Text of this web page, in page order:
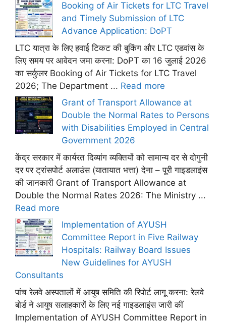
Booking of Air Tickets for LTC Travel
and Timely Submission of LTC
Advance Application: DoPT
LTC यात्रा के लिए हवाई टिकट की बुकिंग और LTC एडवांस के
लिए समय पर आवेदन जमा करना: DoPT का 16 जुलाई 2026
का सर्कुलर Booking of Air Tickets for LTC Travel
2026; The Department ... Read more
Grant of Transport Allowance at
Double the Normal Rates to Persons
with Disabilities Employed in Central
Government 2026
केंद्र सरकार में कार्यरत दिव्यांग व्यक्तियों को सामान्य दर से दोगुनी
दर पर ट्रांसपोर्ट अलाउंस (यातायात भत्ता) देना – पूरी गाइडलाइंस
की जानकारी Grant of Transport Allowance at
Double the Normal Rates 2026: The Ministry ...
Read more
Implementation of AYUSH
Committee Report in Five Railway
Hospitals: Railway Board Issues
New Guidelines for AYUSH
Consultants
पांच रेलवे अस्पतालों में आयुष समिति की रिपोर्ट लागू करना: रेलवे
बोर्ड ने आयुष सलाहकारों के लिए नई गाइडलाइंस जारी कीं
Implementation of AYUSH Committee Report in